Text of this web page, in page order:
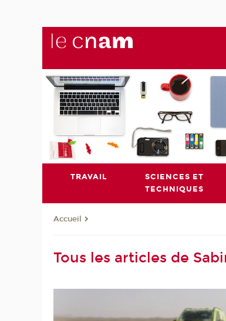
TRAVAIL
SCIENCES ET
TECHNIQUES
Accueil
Tous les articles de